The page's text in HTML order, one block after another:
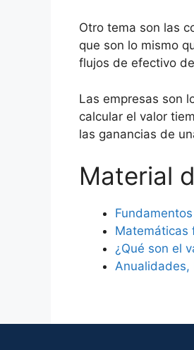
Otro tema son las
que son lo mismo
flujos de efectivo
Las empresas son
calcular el valor
las ganancias de
Material
Matemáticas
¿Qué son el
Anualidades,